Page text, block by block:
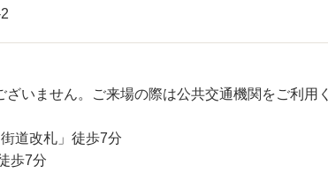
いません。ご来場の際は公共交通機関をご利用く
街道改札」徒歩7分
歩7分